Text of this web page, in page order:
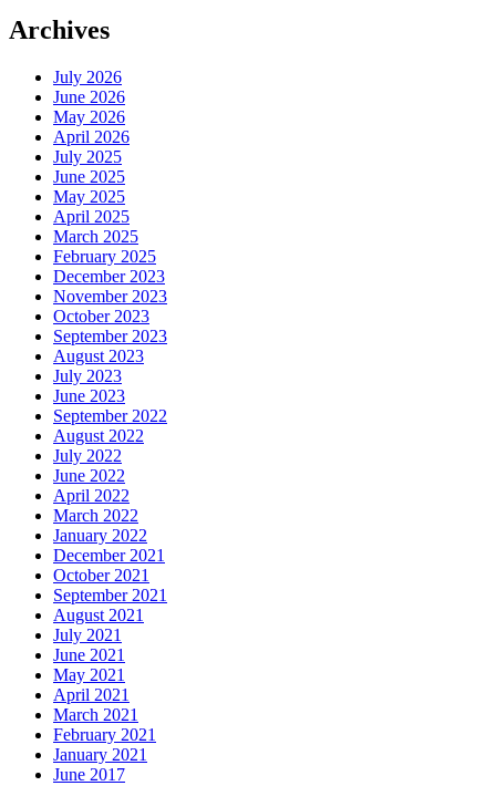
Archives
July 2026
June 2026
May 2026
April 2026
July 2025
June 2025
May 2025
April 2025
March 2025
February 2025
December 2023
November 2023
October 2023
September 2023
August 2023
July 2023
June 2023
September 2022
August 2022
July 2022
June 2022
April 2022
March 2022
January 2022
December 2021
October 2021
September 2021
August 2021
July 2021
June 2021
May 2021
April 2021
March 2021
February 2021
January 2021
June 2017